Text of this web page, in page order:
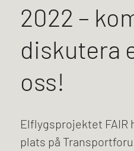
2022 –
diskutera
oss!
Elflygsprojektet FAIR
plats på